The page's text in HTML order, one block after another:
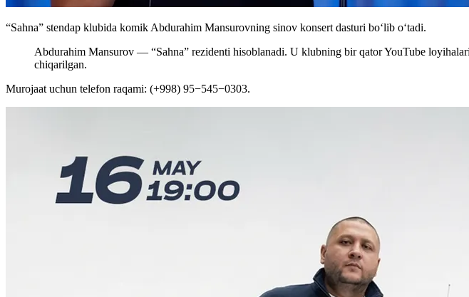
“Sahna” stendap klubida komik Abdurahim Mansurovning sinov konsert dasturi boʻlib oʻtadi.
Abdurahim Mansurov — “Sahna” rezidenti hisoblanadi. U klubning bir qator YouTube
chiqarilgan.
Murojaat uchun telefon raqami: (+998) 95−545−0303.